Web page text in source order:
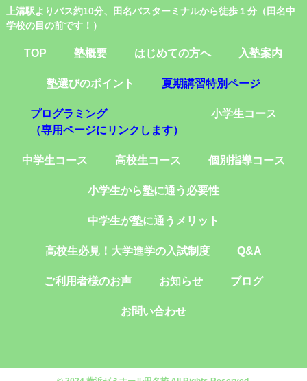
上溝駅よりバス約10分、田名バスターミナルから徒歩１分（田名中
学校の目の前です！）
TOP 塾概要 はじめての方へ 入塾案内
塾選びのポイント 夏期講習特別ページ
プログラミング
（専用ページにリンクします）
小学生コース
中学生コース 高校生コース 個別指導コース
小学生から塾に通う必要性
中学生が塾に通うメリット
高校生必見！大学進学の入試制度 Q&A
ご利用者様のお声 お知らせ ブログ
お問い合わせ